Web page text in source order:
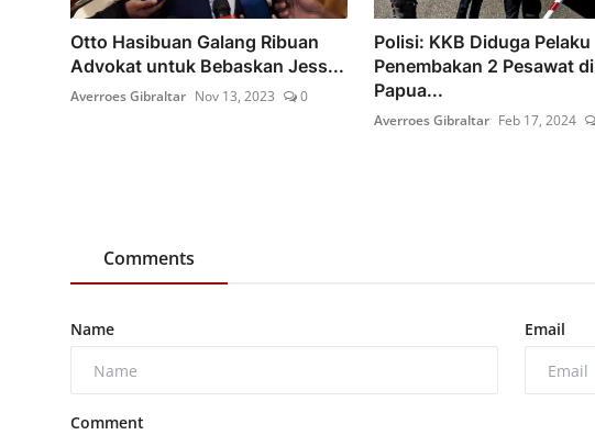
Otto Hasibuan Galang Ribuan
Advokat untuk Bebaskan Jess...
Averroes Gibraltar Nov 13, 2023 0
Polisi: KKB Diduga Pelaku
Penembakan 2 Pesawat di
Papua...
Averroes Gibraltar Feb 17, 2024
Comments
Name Email
Comment